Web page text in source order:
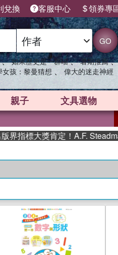
兌換 客服中心 領券專
GO
、 如果歷史是一群喵 、 暑期推薦 、
女孩：黎曼猜想 、 偉大的迷走神經
親子 文具選物
獎肯定！A.F. Steadman 獲